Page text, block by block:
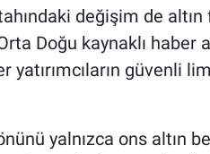
değişim de
Doğu kaynaklı haber
güvenli
yalnızca ons altın